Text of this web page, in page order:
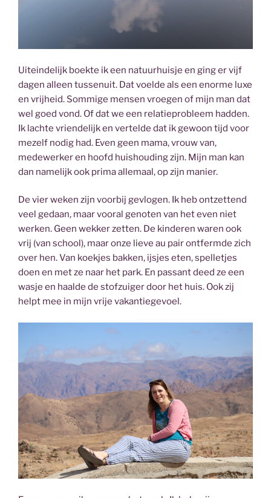
Uiteindelijk boekte ik een natuurhuisje en ging er vijf
dagen alleen tussenuit. Dat voelde als een enorme luxe
en vrijheid. Sommige mensen vroegen of mijn man dat
wel goed vond. Of dat we een relatieprobleem hadden.
Ik lachte vriendelijk en vertelde dat ik gewoon tijd voor
mezelf nodig had. Even geen mama, vrouw van,
medewerker en hoofd huishouding zijn. Mijn man kan
dan namelijk ook prima allemaal, op zijn manier.
De vier weken zijn voorbij gevlogen. Ik heb ontzettend
veel gedaan, maar vooral genoten van het even niet
werken. Geen wekker zetten. De kinderen waren ook
vrij (van school), maar onze lieve au pair ontfermde zich
over hen. Van koekjes bakken, ijsjes eten, spelletjes
doen en met ze naar het park. En passant deed ze een
wasje en haalde de stofzuiger door het huis. Ook zij
helpt mee in mijn vrije vakantiegevoel.